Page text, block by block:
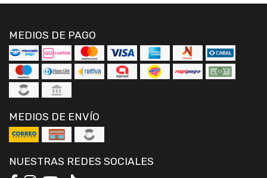
MEDIOS DE PAGO
MEDIOS DE ENVÍO
NUESTRAS REDES SOCIALES